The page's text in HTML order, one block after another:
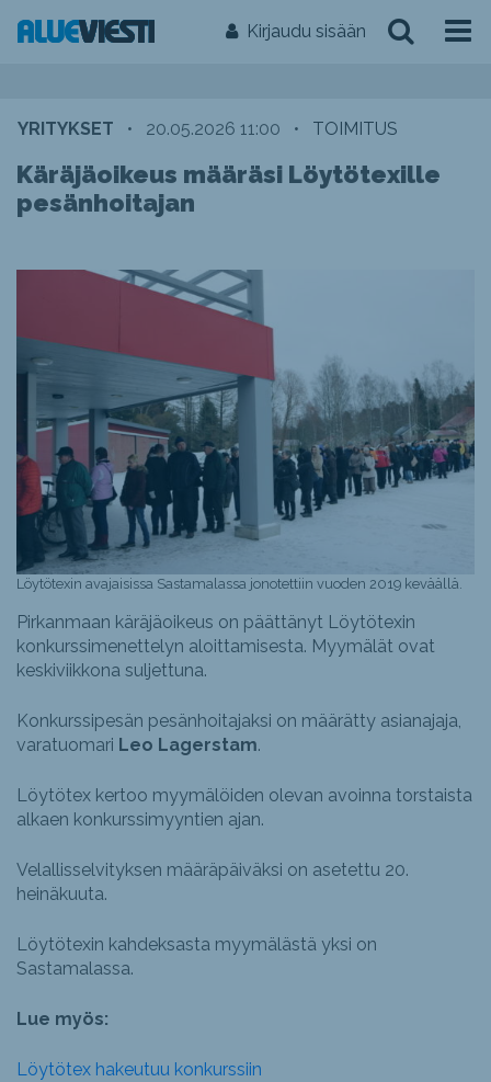
Kirjaudu sisään
YRITYKSET • 20.05.2026 11:00 • TOIMITUS
Käräjäoikeus määräsi Löytötexille
pesänhoitajan
Löytötexin avajaisissa Sastamalassa jonotettiin vuoden 2019 keväällä.
Pirkanmaan käräjäoikeus on päättänyt Löytötexin
konkurssimenettelyn aloittamisesta. Myymälät ovat
keskiviikkona suljettuna.
Konkurssipesän pesänhoitajaksi on määrätty asianajaja,
varatuomari Leo Lagerstam.
Löytötex kertoo myymälöiden olevan avoinna torstaista
alkaen konkurssimyyntien ajan.
Velallisselvityksen määräpäiväksi on asetettu 20.
heinäkuuta.
Löytötexin kahdeksasta myymälästä yksi on
Sastamalassa.
Lue myös:
Löytötex hakeutuu konkurssiin